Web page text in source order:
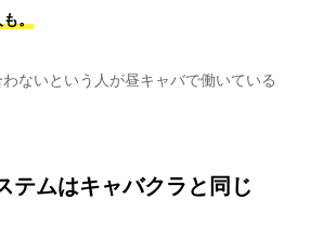
。
ないという人が昼キャバで働いている
テムはキャバクラと同じ